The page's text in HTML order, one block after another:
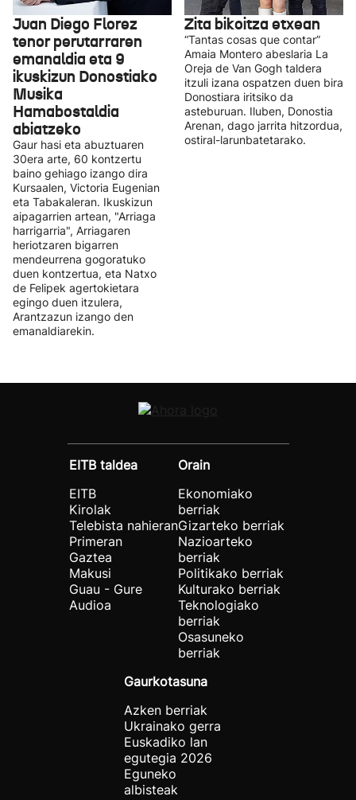
Juan Diego Florez
tenor perutarraren
emanaldia eta 9
ikuskizun Donostiako
Musika
Hamabostaldia
abiatzeko
Gaur hasi eta abuztuaren
30era arte, 60 kontzertu
baino gehiago izango dira
Kursaalen, Victoria Eugenian
eta Tabakaleran. Ikuskizun
aipagarrien artean, "Arriaga
harrigarria", Arriagaren
heriotzaren bigarren
mendeurrena gogoratuko
duen kontzertua, eta Natxo
de Felipek agertokietara
egingo duen itzulera,
Arantzazun izango den
emanaldiarekin.
Zita bikoitza etxean
“Tantas cosas que contar”
Amaia Montero abeslaria La
Oreja de Van Gogh taldera
itzuli izana ospatzen duen bira
Donostiara iritsiko da
asteburuan. Iluben, Donostia
Arenan, dago jarrita hitzordua,
ostiral-larunbatetarako.
EITB taldea
EITB
Kirolak
Telebista nahieran
Primeran
Gaztea
Makusi
Guau - Gure
Audioa
Orain
Ekonomiako
berriak
Gizarteko berriak
Nazioarteko
berriak
Politikako berriak
Kulturako berriak
Teknologiako
berriak
Osasuneko
berriak
Gaurkotasuna
Azken berriak
Ukrainako gerra
Euskadiko lan
egutegia 2026
Eguneko
albisteak